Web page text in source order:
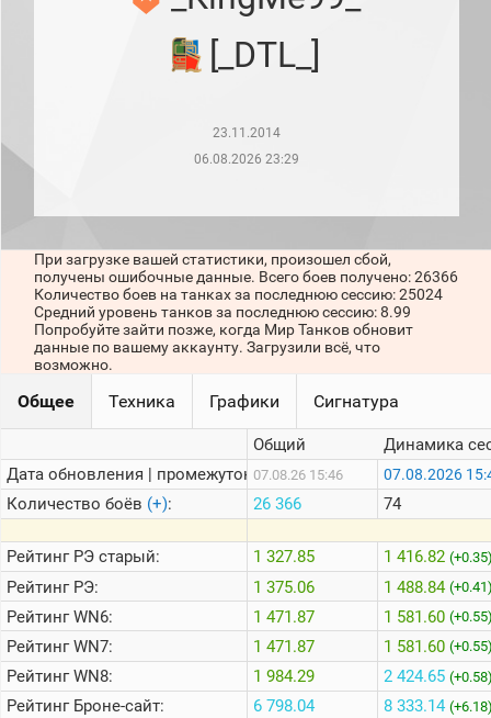
игроков
Кланы
Статистика
стримеров
Информация
Онлайн
Цветовая
шкала
Теlegram
ВК
Портал
Мира
Танков
[_DTL_]
23.11.2014
06.08.2026 23:29
При загрузке вашей статистики, произошел сбой,
получены ошибочные данные. Всего боев получено: 26366
Количество боев на танках за последнюю сессию: 25024
Средний уровень танков за последнюю сессию: 8.99
Попробуйте зайти позже, когда Мир Танков обновит
данные по вашему аккаунту. Загрузили всё, что
возможно.
Общее Техника Графики Сигнатура
Дата обновления | промежуток:
Количество боёв (+):
РейтингРЭ старый:
РейтингРЭ:
РейтингWN6:
РейтингWN7:
РейтингWN8:
РейтингБроне-сайт:
Общий
07.08.26 15:46
26 366
1 327.85
1 375.06
1 471.87
1 471.87
1 984.29
6 798.04
Динамика
07.08.2026
74
1 416.82
1 488.84
1 581.60
1 581.60
2 424.65
8 333.14